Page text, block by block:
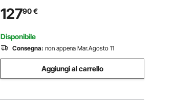
Infiammabile dello Scaffale Regolabile,
per Acqua Pericolosi Media, Giallo
12790€
Disponibile
Consegna: non appena Mar.Agosto 11
Aggiungi al carrello